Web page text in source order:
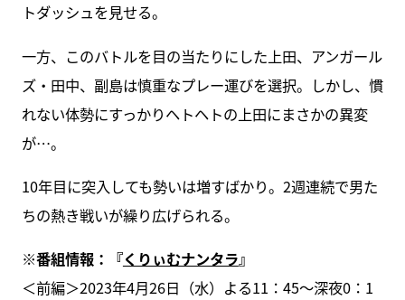
トダッシュを見せる。
一方、このバトルを目の当たりにした上田、アンガール
ズ・田中、副島は慎重なプレー運びを選択。しかし、慣
れない体勢にすっかりヘトヘトの上田にまさかの異変
が…。
10年目に突入しても勢いは増すばかり。2週連続で男た
ちの熱き戦いが繰り広げられる。
※番組情報：『くりぃむナンタラ』
＜前編＞2023年4月26日（水）よる11：45～深夜0：1